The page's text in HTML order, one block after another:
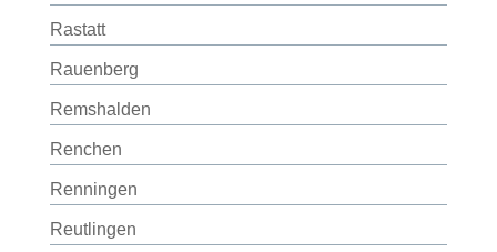
Rastatt
Rauenberg
Remshalden
Renchen
Renningen
Reutlingen